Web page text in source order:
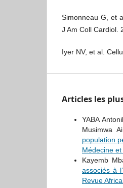
Simonneau G, et
J Am Coll Cardiol.
Iyer NV, et al.
Articles les
YABA
Musimwa
population
Médecine
Kayemb
associés à
Revue